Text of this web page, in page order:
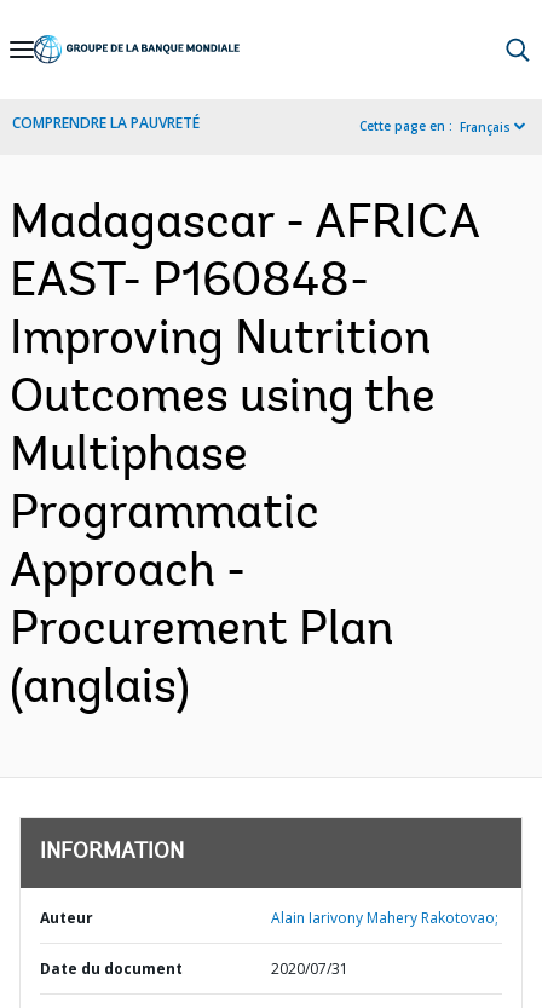
Skip
Navigation
COMPRENDRE LA PAUVRETÉ Cette page en : Français
Madagascar - AFRICA
EAST- P160848-
Improving Nutrition
Outcomes using the
Multiphase
Programmatic
Approach -
Procurement Plan
(anglais)
INFORMATION
Auteur Alain Iarivony Mahery Rakotovao;
Date du document 2020/07/31